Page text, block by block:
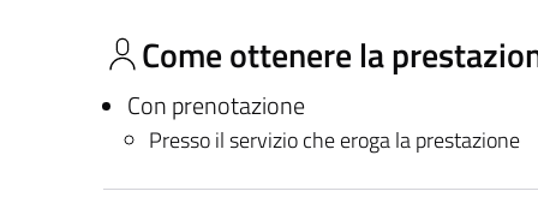
Come ottenere la
Con prenotazione
Presso il servizio che eroga la prestazione